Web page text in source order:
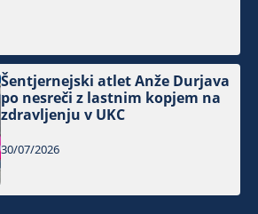
Šentjernejski atlet Anže Durjava
po nesreči z lastnim kopjem na
zdravljenju v UKC
30/07/2026